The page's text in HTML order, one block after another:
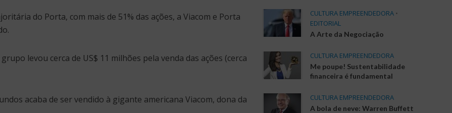
do Porta, com mais de 51% das ações, a Viacom e Porta
levou cerca de US$ 11 milhões pela venda das ações (cerca
acaba de ser vendido à gigante americana Viacom, dona da
CULTURA EMPREENDEDORA •
EDITORIAL
A Arte da Negociação
CULTURA EMPREENDEDORA
Me poupe! Sustentabilidade
financeira é fundamental
CULTURA EMPREENDEDORA
A bola de neve: Warren Buffett